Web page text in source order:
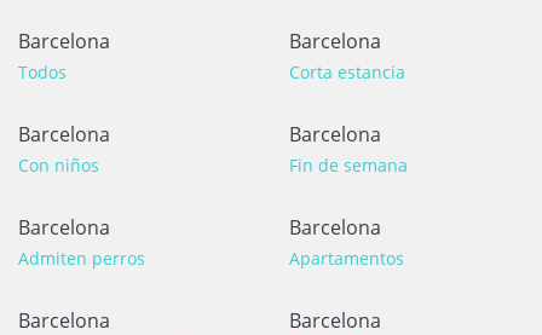
Barcelona
Todos
Barcelona
Corta estancia
Barcelona
Con niños
Barcelona
Fin de semana
Barcelona
Admiten perros
Barcelona
Apartamentos
Barcelona Barcelona